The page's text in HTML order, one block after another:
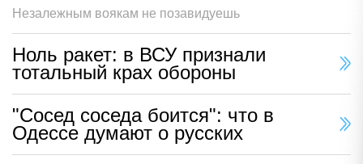
Незалежным воякам не позавидуешь
Ноль ракет: в ВСУ признали
тотальный крах обороны
"Сосед соседа боится": что в
Одессе думают о русских